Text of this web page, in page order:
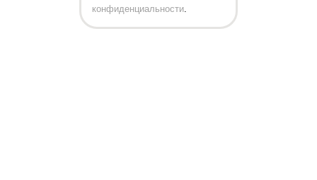
конфиденциальности